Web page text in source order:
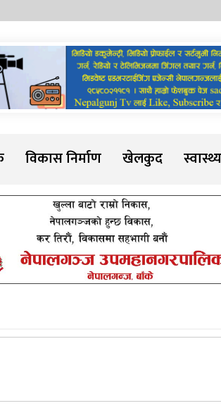
विकास निर्माण खेलकुद स्वास्थ्य